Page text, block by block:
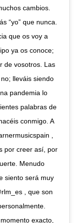
cambios.
“yo” que nunca.
que os voy a
ya os conoce;
de vosotros. Las
lleváis siendo
pandemia lo
palabras de
conmigo. A
,
por creer así, por
Menudo
siento será muy
, que son
exacto,